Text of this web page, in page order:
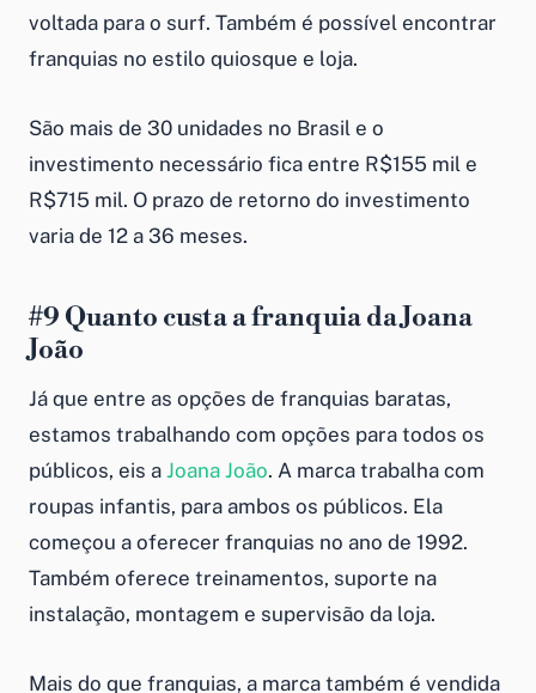
voltada para o surf. Também é possível encontrar
franquias no estilo quiosque e loja.
São mais de 30 unidades no Brasil e o
investimento necessário fica entre R$155 mil e
R$715 mil. O prazo de retorno do investimento
varia de 12 a 36 meses.
#9 Quanto custa a franquia daJoana
João
Já que entre as opções de franquias baratas,
estamos trabalhando com opções para todos os
públicos, eis a Joana João. A marca trabalha com
roupas infantis, para ambos os públicos. Ela
começou a oferecer franquias no ano de 1992.
Também oferece treinamentos, suporte na
instalação, montagem e supervisão da loja.
Mais do que franquias, a marca também é vendida